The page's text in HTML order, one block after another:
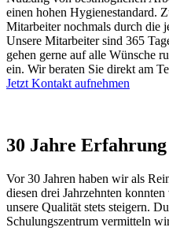
einen hohen Hygienestandard.
Mitarbeiter nochmals durch die
Unsere Mitarbeiter sind 365
gehen gerne auf alle Wünsche
ein. Wir beraten Sie direkt am
Jetzt Kontakt aufnehmen
30 Jahre Erfahrung
Vor 30 Jahren haben wir als
diesen drei Jahrzehnten
unsere Qualität stets steigern.
Schulungszentrum vermitteln